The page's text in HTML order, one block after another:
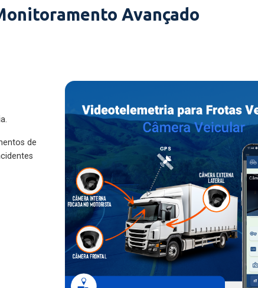
Avançado
de